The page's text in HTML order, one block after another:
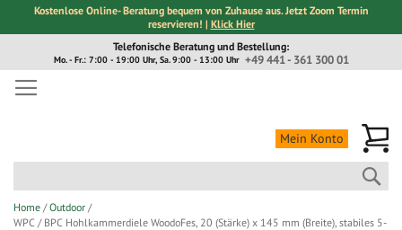
Kostenlose Online- Beratung bequem von Zuhause aus. Jetzt Zoom Termin
reservieren! | Klick Hier
Inhalt
Telefonische Beratung und Bestellung:
+49 441 - 361 300 01
Mo. - Fr.: 7:00 - 19:00 Uhr, Sa. 9:00 - 13:00 Uhr
Mein Konto
Home
Outdoor
WPC / BPC Hohlkammerdiele WoodoFes, 20 (Stärke) x 145 mm (Breite), stabiles 5-